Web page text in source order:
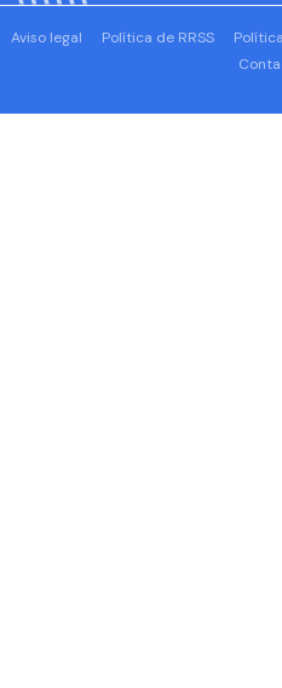
Aviso legal Política de RRSS